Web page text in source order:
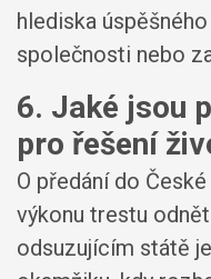
hlediska
společnosti nebo
6. Jaké jsou
pro řešení
O předání do
výkonu trestu
odsuzujícím státě